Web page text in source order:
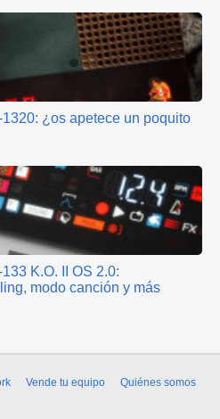
¿os apetece un poquito
K.O. II OS 2.0:
modo canción y más
Vende tu equipo
Quiénes somos